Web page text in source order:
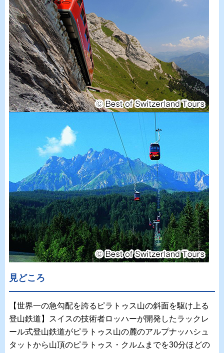
見どころ
【世界一の急勾配を誇るピラトゥス山の斜面を駆け上る
登山鉄道】スイスの技術者ロッハーが開発したラックレ
ール式登山鉄道がピラトゥス山の麓のアルプナッハシュ
タットから山頂のピラトゥス・クルムまでを30分ほどの